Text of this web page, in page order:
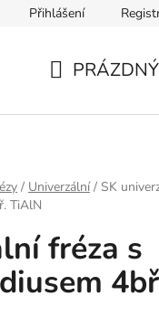
Přihlášení
/ Univerzální / SK
TiAlN
fréza s